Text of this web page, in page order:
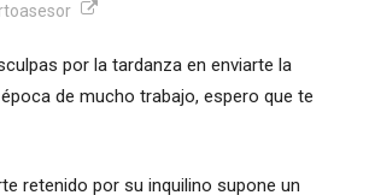
por la tardanza en enviarte la
de mucho trabajo, espero que te
retenido por su inquilino supone un